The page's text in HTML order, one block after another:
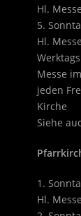
Hl. Messe
5.
Hl. Messe
Messe
jeden
Kirche
Siehe
1.
Hl. Messe